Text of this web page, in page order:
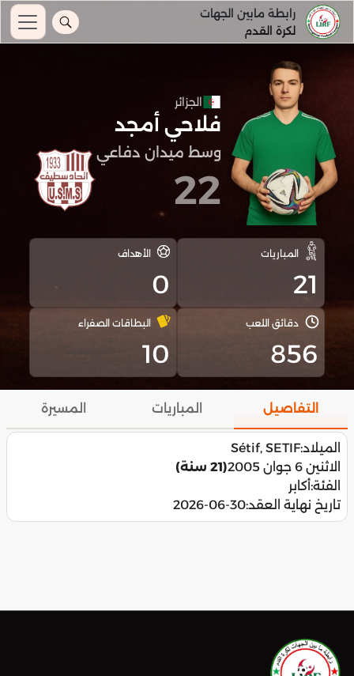
رابطة مابين الجهات
لكرة القدم
الجزائر
فلاحي أمجد
وسط ميدان دفاعي
22
المباريات
21
الأهداف
0
دقائق اللعب
856
البطاقات الصفراء
10
التفاصيل المباريات المسيرة
الميلاد:Sétif, SETIF
الاثنين 6 جوان 2005
(21 سنة)
الفئة:أكابر
تاريخ نهاية العقد:2026-06-30